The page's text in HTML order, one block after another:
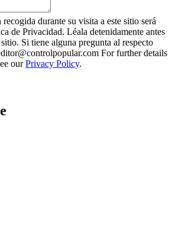
durante su visita a este sitio será
de Privacidad. Léala detenidamente antes
Si tiene alguna pregunta al respecto
For further details
ourPrivacy Policy.